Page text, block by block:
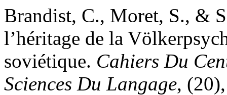
Brandist, C., Moret, S., &
l’héritage de la
soviétique. Cahiers Du
Sciences Du Langage,